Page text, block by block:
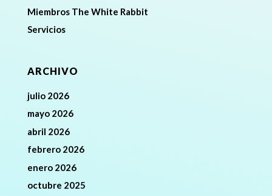
Miembros The White Rabbit
Servicios
ARCHIVO
julio 2026
mayo 2026
abril 2026
febrero 2026
enero 2026
octubre 2025